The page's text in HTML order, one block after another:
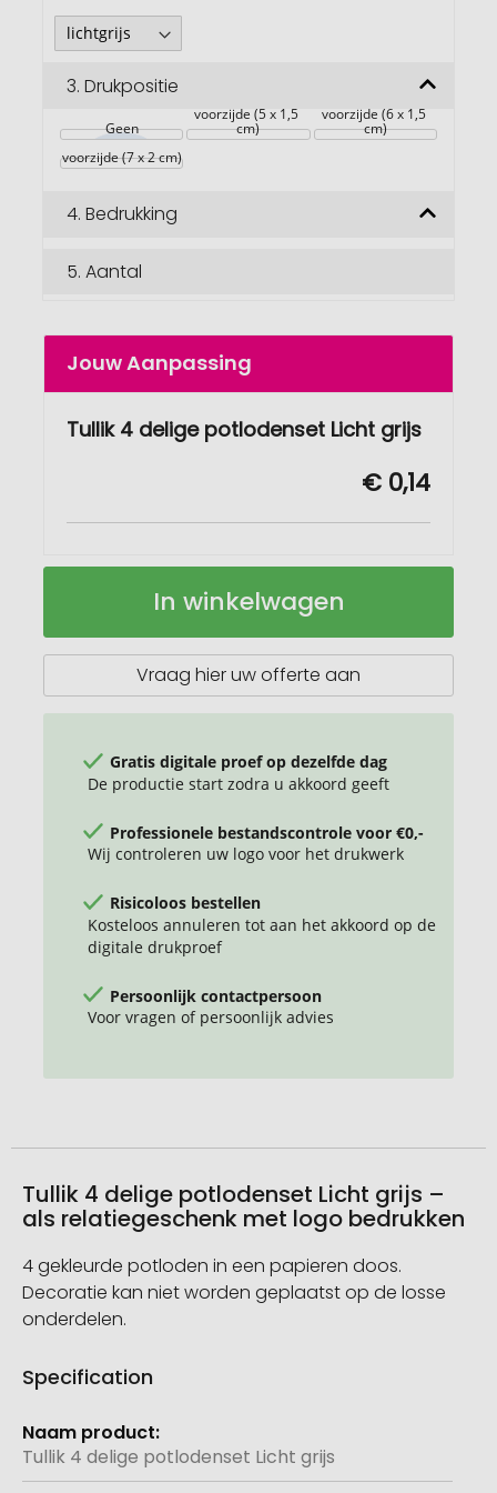
3. Drukpositie
Geen
voorzijde (5 x 1,5
cm)
voorzijde (6 x 1,5
cm)
voorzijde (7 x 2 cm)
4. Bedrukking
5. Aantal
Jouw Aanpassing
Tullik 4 delige potlodenset Licht grijs
€ 0,14
potlodenset
In winkelwagen
Vraag hier uw offerte aan
Gratis digitale proef op dezelfde dag
De productie start zodra u akkoord geeft
Professionele bestandscontrole voor €0,-
Wij controleren uw logo voor het drukwerk
Risicoloos bestellen
Kosteloos annuleren tot aan het akkoord op de
digitale drukproef
Persoonlijk contactpersoon
Voor vragen of persoonlijk advies
Tullik 4 delige potlodenset Licht grijs –
als relatiegeschenk met logo bedrukken
4 gekleurde potloden in een papieren doos.
Decoratie kan niet worden geplaatst op de losse
onderdelen.
Specification
Meer
informatie
Tullik 4 delige potlodenset Licht grijs